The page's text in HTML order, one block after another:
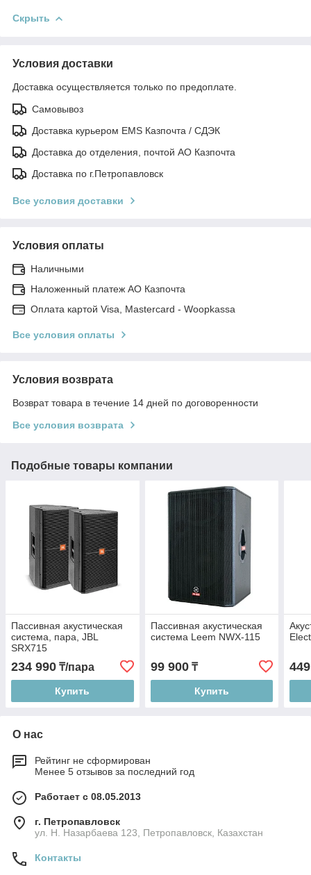
Скрыть
Условия доставки
Доставка осуществляется только по предоплате.
Самовывоз
Доставка курьером EMS Казпочта / СДЭК
Доставка до отделения, почтой АО Казпочта
Доставка по г.Петропавловск
Все условия доставки
Условия оплаты
Наличными
Наложенный платеж АО Казпочта
Оплата картой Visa, Mastercard - Woopkassa
Все условия оплаты
Условия возврата
Возврат товара в течение 14 дней по договоренности
Все условия возврата
Подобные товары компании
Пассивная акустическая
система, пара, JBL
SRX715
234 990 ₸/пара
Купить
Пассивная акустическая
система Leem NWX-115
99 900₸
Купить
О нас
Рейтинг не сформирован
Менее 5 отзывов за последний год
Работает с 08.05.2013
г. Петропавловск
ул. Н. Назарбаева 123, Петропавловск, Казахстан
Контакты